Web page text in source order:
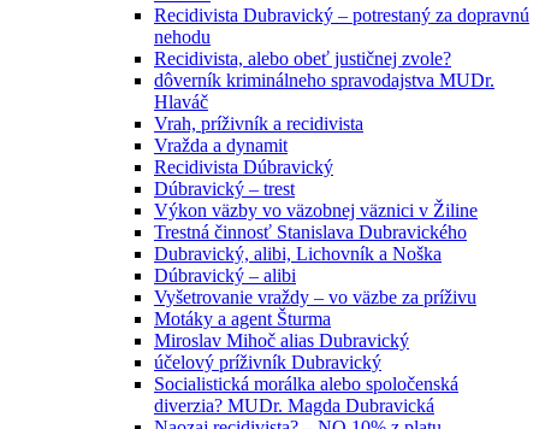
Recidivista Dubravický – potrestaný za dopravnú
nehodu
Recidivista, alebo obeť justičnej zvole?
dôverník kriminálneho spravodajstva MUDr.
Hlaváč
Vrah, príživník a recidivista
Vražda a dynamit
Recidivista Dúbravický
Dúbravický – trest
Výkon väzby vo väzobnej väznici v Žiline
Trestná činnosť Stanislava Dubravického
Dubravický, alibi, Lichovník a Noška
Dúbravický – alibi
Vyšetrovanie vraždy – vo väzbe za príživu
Motáky a agent Šturma
Miroslav Mihoč alias Dubravický
účelový príživník Dubravický
Socialistická morálka alebo spoločenská
diverzia? MUDr. Magda Dubravická